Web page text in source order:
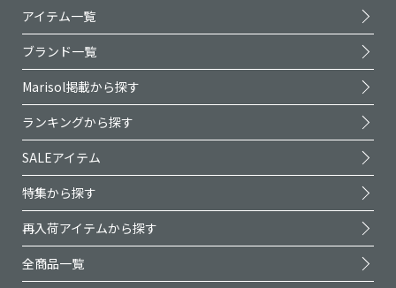
アイテム一覧
ブランド一覧
Marisol掲載から探す
ランキングから探す
SALEアイテム
特集から探す
再入荷アイテムから探す
全商品一覧